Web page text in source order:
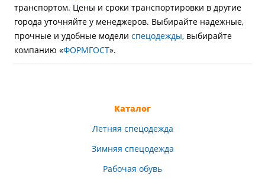
транспортом. Цены и сроки транспортировки в другие
города уточняйте у менеджеров. Выбирайте надежные,
прочные и удобные модели спецодежды, выбирайте
компанию «ФОРМГОСТ».
Каталог
Летняя спецодежда
Зимняя спецодежда
Рабочая обувь